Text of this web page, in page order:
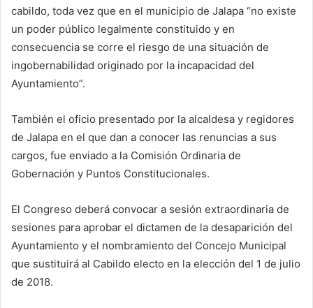
cabildo, toda vez que en el municipio de Jalapa “no existe
un poder público legalmente constituido y en
consecuencia se corre el riesgo de una situación de
ingobernabilidad originado por la incapacidad del
Ayuntamiento”.
También el oficio presentado por la alcaldesa y regidores
de Jalapa en el que dan a conocer las renuncias a sus
cargos, fue enviado a la Comisión Ordinaria de
Gobernación y Puntos Constitucionales.
El Congreso deberá convocar a sesión extraordinaria de
sesiones para aprobar el dictamen de la desaparición del
Ayuntamiento y el nombramiento del Concejo Municipal
que sustituirá al Cabildo electo en la elección del 1 de julio
de 2018.